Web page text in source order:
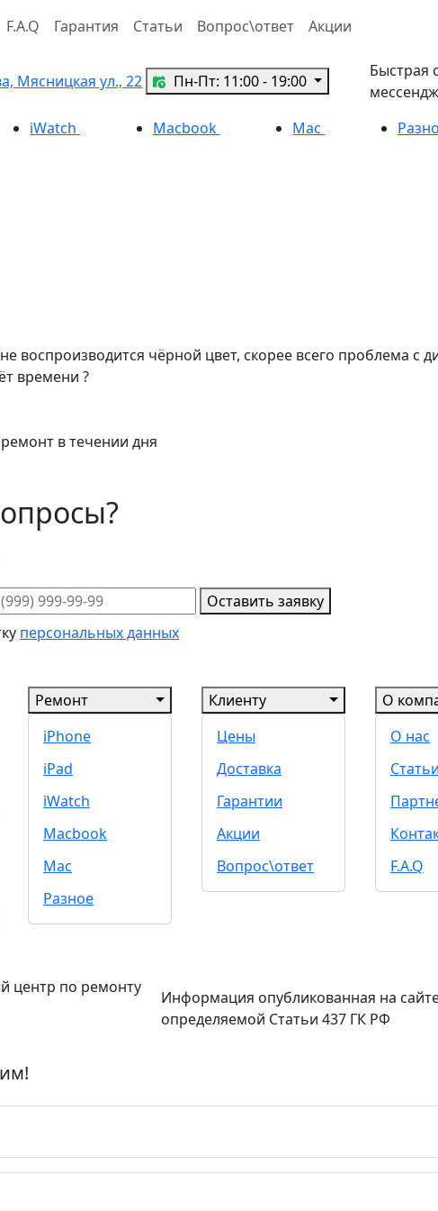
F.A.Q Гарантия Статьи Вопрос\ответ Акции
Мясницкая ул., 22 Пн-Пт: 11:00 - 19:00
Быстрая
iWatch Macbook Mac
воспроизводится чёрной цвет, скорее всего проблема с
времени ?
в течении дня
Оставить заявку
персональных данных
Ремонт
iPhone
iPad
iWatch
Macbook
Mac
Разное
Клиенту
Цены
Доставка
Гарантии
Акции
Вопрос\ответ
О
О нас
Статьи
F.A.Q
центр по ремонту
Информация опубликованная на
определяемой Статьи 437 ГК РФ